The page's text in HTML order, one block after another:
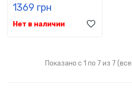
1369 грн
Нет в наличии
Показано с 1 по 7 из 7